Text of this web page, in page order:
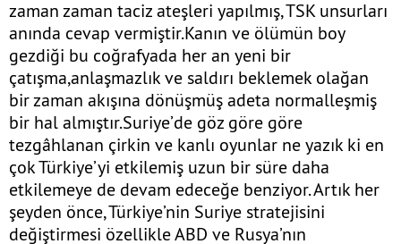
zaman zaman taciz ateşleri yapılmış, TSK unsurları
anında cevap vermiştir.Kanın ve ölümün boy
gezdiği bu coğrafyada her an yeni bir
çatışma,anlaşmazlık ve saldırı beklemek olağan
bir zaman akışına dönüşmüş adeta normalleşmiş
bir hal almıştır.Suriye’de göz göre göre
tezgâhlanan çirkin ve kanlı oyunlar ne yazık ki en
çok Türkiye’yi etkilemiş uzun bir süre daha
etkilemeye de devam edeceğe benziyor. Artık her
şeyden önce, Türkiye’nin Suriye stratejisini
değiştirmesi özellikle ABD ve Rusya’nın